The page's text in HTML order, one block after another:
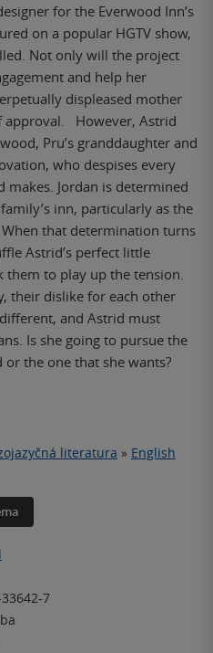
for the Everwood Inn’s
on a popular HGTV show,
Not only will the project
and help her
displeased mother
approval. However, Astrid
Pru’s granddaughter and
who despises every
Jordan is determined
inn, particularly as the
that determination turns
Astrid’s perfect little
them to play up the tension.
their dislike for each other
and Astrid must
Is she going to pursue the
or the one that she wants?
literatura » English
7